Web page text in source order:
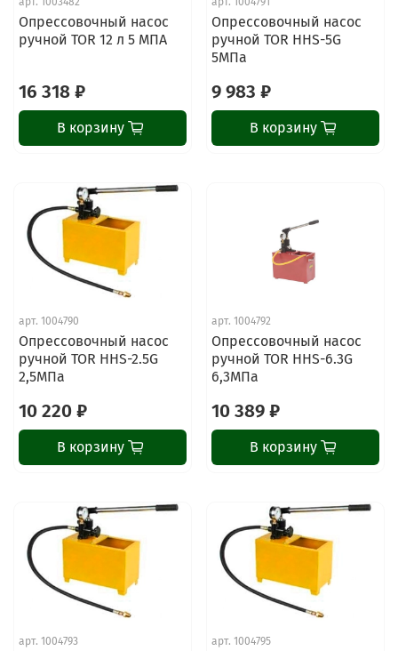
Опрессовочный насос
ручной TOR 12 л 5 МПА
16 318 ₽
В корзину
Опрессовочный насос
ручной TOR HHS-5G
5МПа
9 983 ₽
В корзину
арт. 1004790
Опрессовочный насос
ручной TOR HHS-2.5G
2,5МПа
10 220 ₽
В корзину
арт. 1004792
Опрессовочный насос
ручной TOR HHS-6.3G
6,3МПа
10 389 ₽
В корзину
арт. 1004793 арт. 1004795